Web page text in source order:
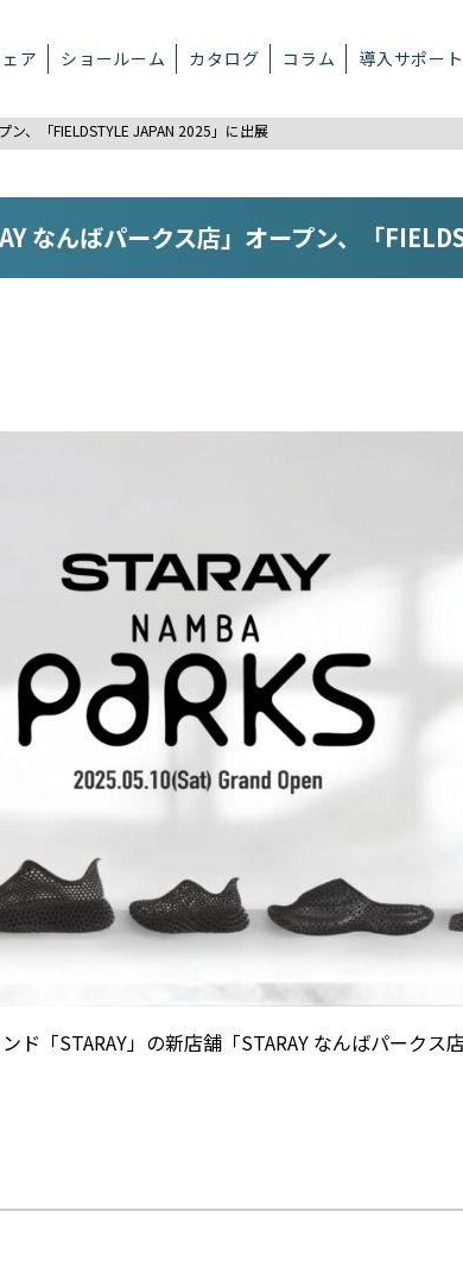
ア ショールーム カタログ コラム 導入サポート
ン、「FIELDSTYLE JAPAN 2025」に出展
なんばパークス店」オープン、「
ド「STARAY」の新店舗「STARAY なんばパーク